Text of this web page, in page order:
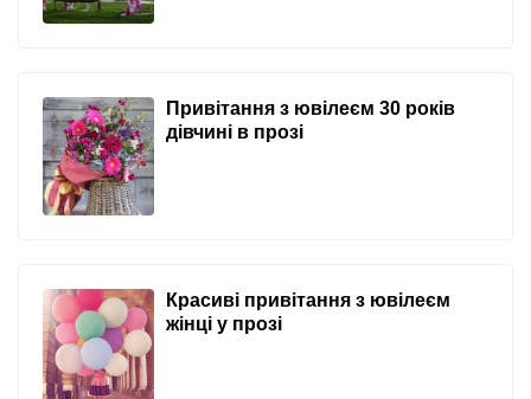
Привітання з ювілеєм 30 років
дівчині в прозі
Красиві привітання з ювілеєм
жінці у прозі